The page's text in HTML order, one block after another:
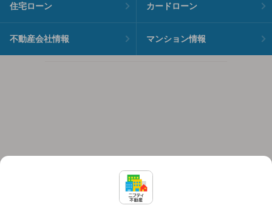
住宅ローン カードローン
不動産会社情報 マンション情報